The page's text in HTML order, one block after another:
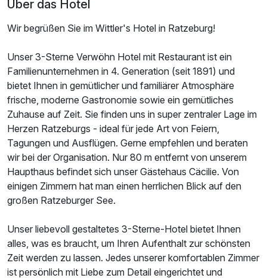
Doppelzimmer Standard
2 Erwachsene und 1 Kind
Über das Hotel
Wir begrüßen Sie im Wittler's Hotel in Ratzeburg!
Unser 3-Sterne Verwöhn Hotel mit Restaurant ist ein
Familienunternehmen in 4. Generation (seit 1891) und
bietet Ihnen in gemütlicher und familiärer Atmosphäre
frische, moderne Gastronomie sowie ein gemütliches
Zuhause auf Zeit. Sie finden uns in super zentraler Lage im
Herzen Ratzeburgs - ideal für jede Art von Feiern,
Tagungen und Ausflügen. Gerne empfehlen und beraten
wir bei der Organisation. Nur 80 m entfernt von unserem
Haupthaus befindet sich unser Gästehaus Cäcilie. Von
einigen Zimmern hat man einen herrlichen Blick auf den
großen Ratzeburger See.
Unser liebevoll gestaltetes 3-Sterne-Hotel bietet Ihnen
alles, was es braucht, um Ihren Aufenthalt zur schönsten
Zeit werden zu lassen. Jedes unserer komfortablen Zimmer
ist persönlich mit Liebe zum Detail eingerichtet und